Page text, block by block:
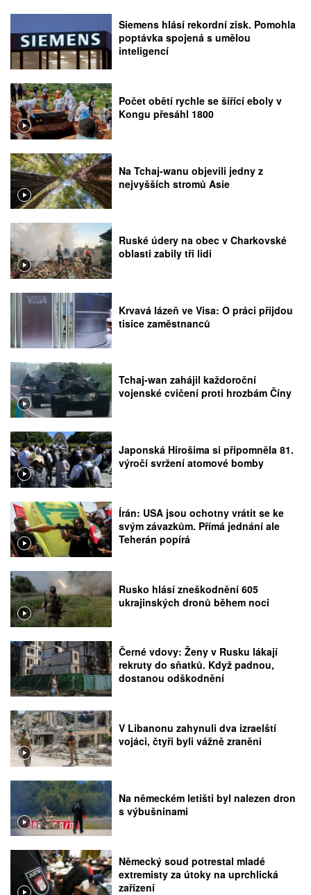
Siemens hlásí rekordní zisk. Pomohla
poptávka spojená s umělou
inteligencí
Počet obětí rychle se šířící eboly v
Kongu přesáhl 1800
Na Tchaj-wanu objevili jedny z
nejvyšších stromů Asie
Ruské údery na obec v Charkovské
oblasti zabily tři lidi
Krvavá lázeň ve Visa: O práci přijdou
tisíce zaměstnanců
Tchaj-wan zahájil každoroční
vojenské cvičení proti hrozbám Číny
Japonská Hirošima si připomněla 81.
výročí svržení atomové bomby
Írán: USA jsou ochotny vrátit se ke
svým závazkům. Přímá jednání ale
Teherán popírá
Rusko hlásí zneškodnění 605
ukrajinských dronů během noci
Černé vdovy: Ženy v Rusku lákají
rekruty do sňatků. Když padnou,
dostanou odškodnění
V Libanonu zahynuli dva izraelští
vojáci, čtyři byli vážně zraněni
Na německém letišti byl nalezen dron
s výbušninami
Německý soud potrestal mladé
extremisty za útoky na uprchlická
zařízení